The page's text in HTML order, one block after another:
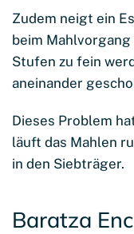
Zudem neigt ein
beim
Stufen zu fein
aneinander
Dieses Problem
läuft das Mahlen
in den Siebträger.
Baratza